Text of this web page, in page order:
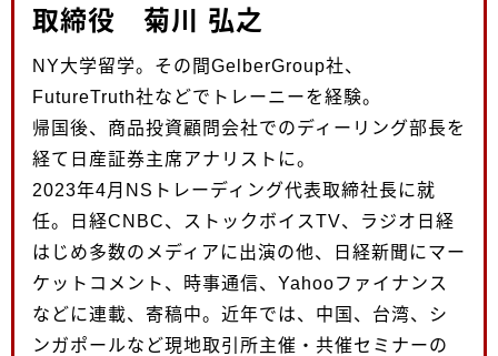
取締役 菊川 弘之
NY大学留学。その間GelberGroup社、
FutureTruth社などでトレーニーを経験。
帰国後、商品投資顧問会社でのディーリング部長を
経て日産証券主席アナリストに。
2023年4月NSトレーディング代表取締社長に就
任。日経CNBC、ストックボイスTV、ラジオ日経
はじめ多数のメディアに出演の他、日経新聞にマー
ケットコメント、時事通信、Yahooファイナンス
などに連載、寄稿中。近年では、中国、台湾、シ
ンガポールなど現地取引所主催・共催セミナーの